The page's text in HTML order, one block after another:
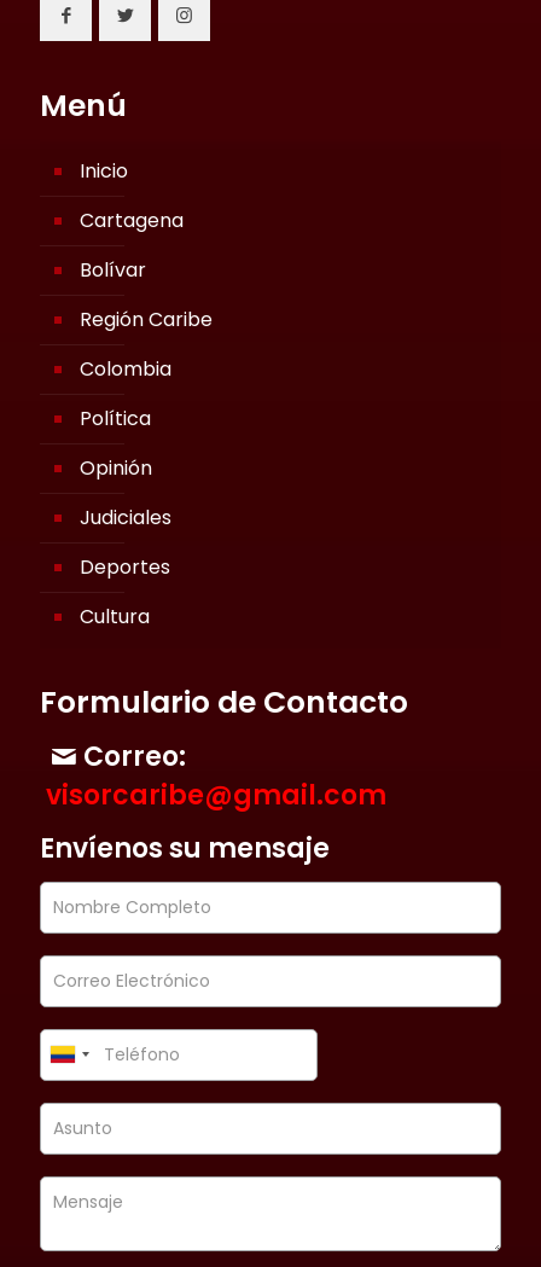
Menú
Inicio
Cartagena
Bolívar
Región Caribe
Colombia
Política
Opinión
Judiciales
Deportes
Cultura
Formulario de Contacto
Correo:
visorcaribe@gmail.com
Envíenos su mensaje